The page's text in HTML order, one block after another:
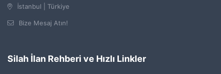
İstanbul | Türkiye
Bize Mesaj Atın!
Silah İlan Rehberi ve Hızlı Linkler